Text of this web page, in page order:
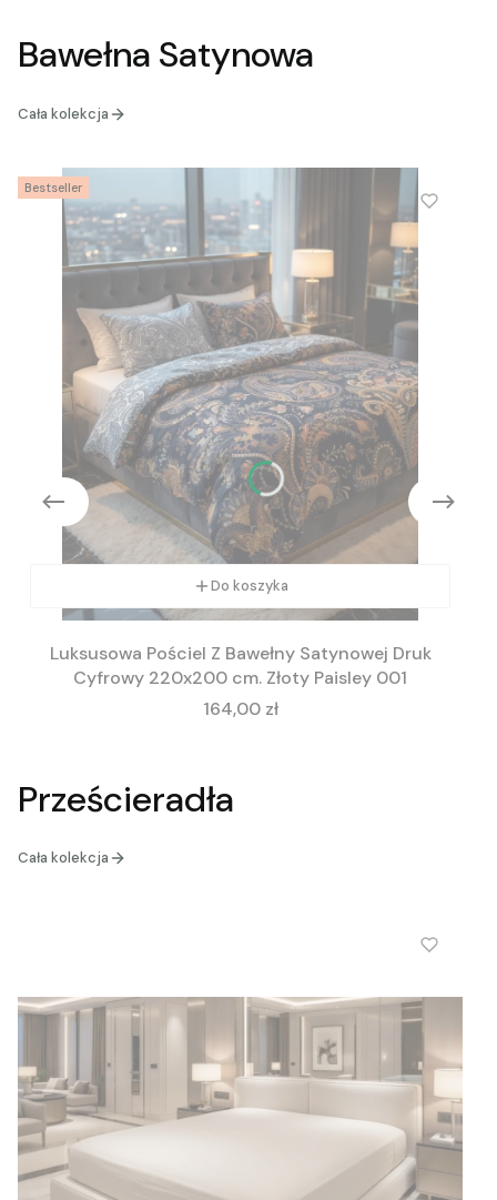
Bawełna Satynowa
Cała kolekcja
Bestseller
Do koszyka
Luksusowa Pościel Z Bawełny Satynowej Druk
Cyfrowy 220x200 cm. Złoty Paisley 001
Cena
164,00 zł
Prześcieradła
Cała kolekcja